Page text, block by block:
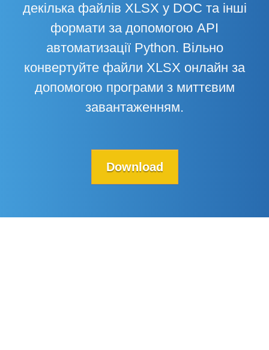
декілька файлів XLSX у DOC та інші
формати за допомогою API
автоматизації Python. Вільно
конвертуйте файли XLSX онлайн за
допомогою програми з миттєвим
завантаженням.
Download